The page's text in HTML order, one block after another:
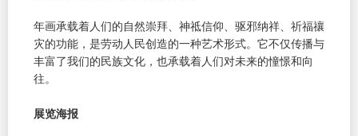
年画承载着人们的自然崇拜、神祗信仰、驱邪纳祥、祈福禳
灾的功能，是劳动人民创造的一种艺术形式。它不仅传播与
丰富了我们的民族文化，也承载着人们对未来的憧憬和向
往。
展览海报